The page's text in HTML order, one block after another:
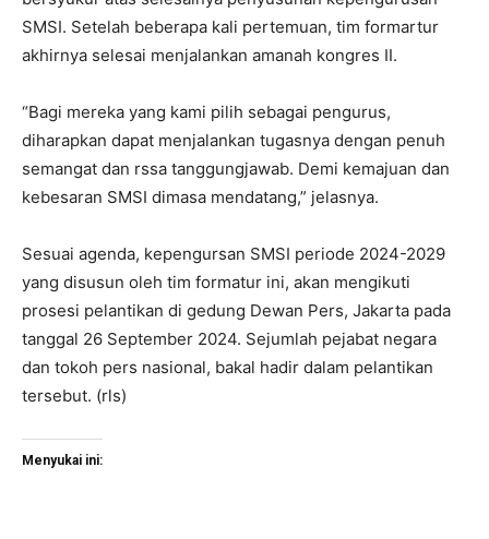
SMSI. Setelah beberapa kali pertemuan, tim formartur
akhirnya selesai menjalankan amanah kongres II.
“Bagi mereka yang kami pilih sebagai pengurus,
diharapkan dapat menjalankan tugasnya dengan penuh
semangat dan rssa tanggungjawab. Demi kemajuan dan
kebesaran SMSI dimasa mendatang,” jelasnya.
Sesuai agenda, kepengursan SMSI periode 2024-2029
yang disusun oleh tim formatur ini, akan mengikuti
prosesi pelantikan di gedung Dewan Pers, Jakarta pada
tanggal 26 September 2024. Sejumlah pejabat negara
dan tokoh pers nasional, bakal hadir dalam pelantikan
tersebut. (rls)
Menyukai ini: